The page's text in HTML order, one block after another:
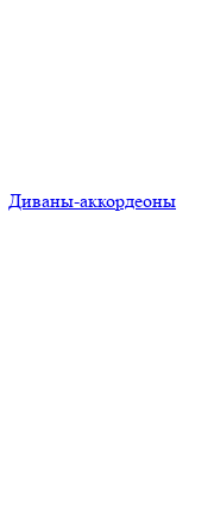
Диваны-аккордеоны